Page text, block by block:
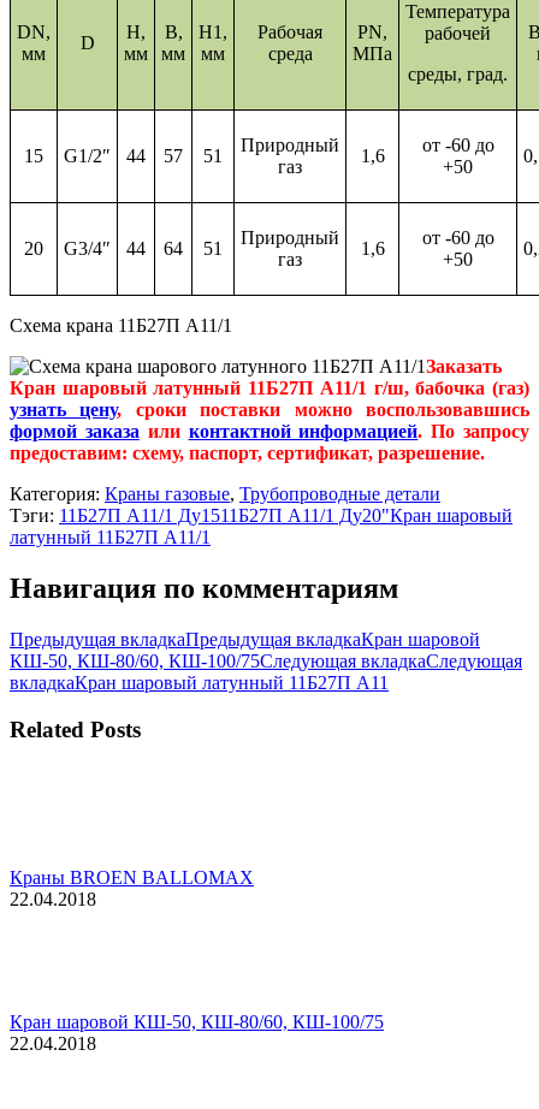
DN,
мм
D
H,
мм
В,
мм
Н1,
мм
Рабочая
среда
PN,
МПа
Температура
рабочей
среды, град.
15 G1/2″ 44 57 51
Природный
газ
1,6
от -60 до
+50
20 G3/4″ 44 64 51
Природный
газ
1,6
от -60 до
+50
Схема крана 11Б27П А11/1
Заказать
Кран шаровый латунный 11Б27П А11/1 г/ш, бабочка (газ)
узнать цену, сроки поставки можно воспользовавшись
формой заказаили контактной информацией. По запросу
предоставим: схему, паспорт, сертификат, разрешение.
Категория: Краны газовые, Трубопроводные детали
Тэги: 11Б27П А11/1 Ду1511Б27П А11/1 Ду20"Кран шаровый
латунный 11Б27П А11/1
Навигация по комментариям
Предыдущая вкладкаПредыдущая вкладкаКран шаровой
КШ-50, КШ-80/60, КШ-100/75Следующая вкладкаСледующая
вкладкаКран шаровый латунный 11Б27П А11
Related Posts
Краны BROEN BALLOMAX
22.04.2018
Кран шаровой КШ-50, КШ-80/60, КШ-100/75
22.04.2018